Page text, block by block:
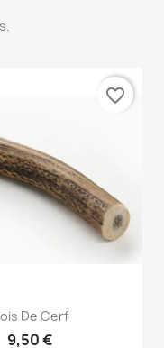
rapide
De Cerf
9,50 €
favorite_border